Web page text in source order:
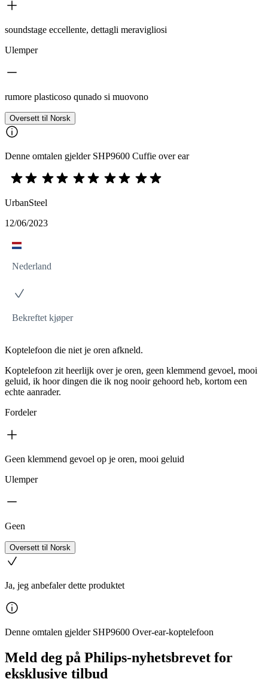
soundstage eccellente, dettagli meravigliosi
Ulemper
rumore plasticoso qunado si muovono
Oversett til Norsk
Denne omtalen gjelder SHP9600 Cuffie over ear
UrbanSteel
12/06/2023
Nederland
Bekreftet kjøper
Koptelefoon die niet je oren afkneld.
Koptelefoon zit heerlijk over je oren, geen klemmend gevoel, mooi
geluid, ik hoor dingen die ik nog nooir gehoord heb, kortom een
echte aanrader.
Fordeler
Geen klemmend gevoel op je oren, mooi geluid
Ulemper
Geen
Oversett til Norsk
Ja, jeg anbefaler dette produktet
Denne omtalen gjelder SHP9600 Over-ear-koptelefoon
Meld deg på Philips-nyhetsbrevet for
eksklusive tilbud